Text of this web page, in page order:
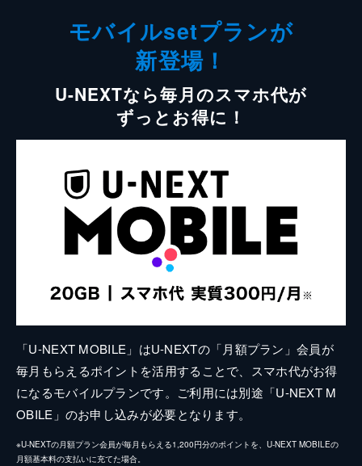
モバイルsetプランが
新登場！
U-NEXTなら毎月のスマホ代が
ずっとお得に！
「U-NEXT MOBILE」はU-NEXTの「月額プラン」会員が
毎月もらえるポイントを活用することで、スマホ代がお得
になるモバイルプランです。ご利用には別途「U-NEXT M
OBILE」のお申し込みが必要となります。
※U-NEXTの月額プラン会員が毎月もらえる1,200円分のポイントを、U-NEXT MOBILEの
月額基本料の支払いに充てた場合。